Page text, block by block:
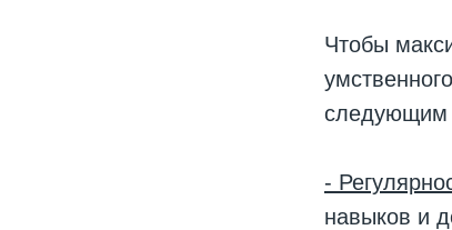
Чтобы
следующим
-
навыков и